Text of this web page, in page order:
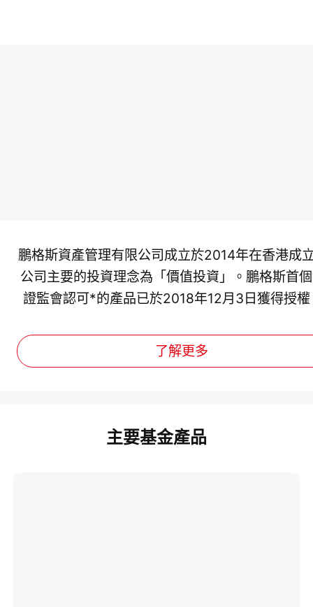
鵬格斯資產管理有限公司成立於2014年在香港成
公司主要的投資理念為「價值投資」。鵬格斯首
證監會認可*的產品已於2018年12月3日獲得授權
了解更多
主要基金產品